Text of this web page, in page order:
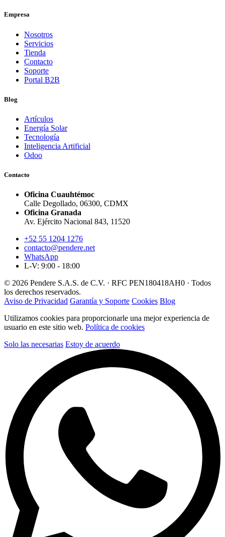
Empresa
Nosotros
Servicios
Tienda
Contacto
Soporte
Portal B2B
Blog
Artículos
Energía Solar
Tecnología
Inteligencia Artificial
Odoo
Contacto
Oficina Cuauhtémoc
Calle Degollado, 06300, CDMX
Oficina Granada
Av. Ejército Nacional 843, 11520
+52 55 1204 1276
contacto@pendere.net
WhatsApp
L-V: 9:00 - 18:00
© 2026 Pendere S.A.S. de C.V. · RFC PEN180418AH0 · Todos
los derechos reservados.
Aviso de Privacidad Garantía y Soporte Cookies Blog
Utilizamos cookies para proporcionarle una mejor experiencia de
usuario en este sitio web. Política de cookies
Solo las necesarias Estoy de acuerdo